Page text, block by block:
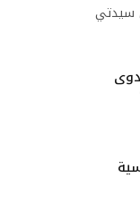
سيدتي